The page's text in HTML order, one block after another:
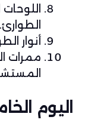
الطوارئ.
أنوار
ممرات
اليوم